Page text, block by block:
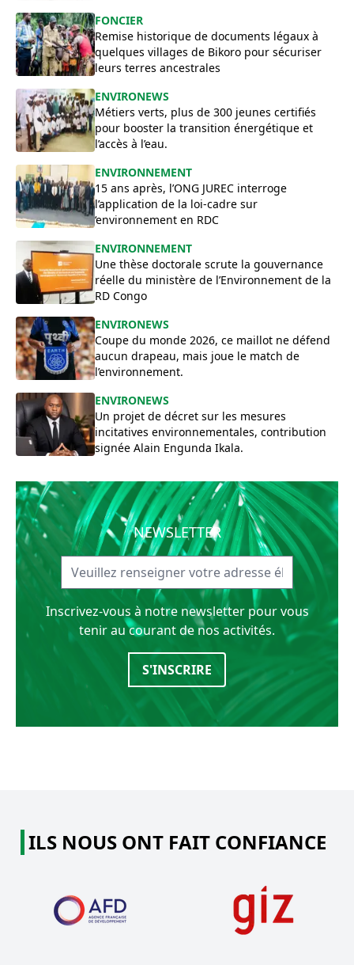
FONCIER
Remise historique de documents légaux à
quelques villages de Bikoro pour sécuriser
leurs terres ancestrales
ENVIRONEWS
Métiers verts, plus de 300 jeunes certifiés
pour booster la transition énergétique et
l’accès à l’eau.
ENVIRONNEMENT
15 ans après, l’ONG JUREC interroge
l’application de la loi-cadre sur
‘environnement en RDC
ENVIRONNEMENT
Une thèse doctorale scrute la gouvernance
réelle du ministère de l’Environnement de la
RD Congo
ENVIRONEWS
Coupe du monde 2026, ce maillot ne défend
aucun drapeau, mais joue le match de
l’environnement.
ENVIRONEWS
Un projet de décret sur les mesures
incitatives environnementales, contribution
signée Alain Engunda Ikala.
NEWSLETTER
Inscrivez-vous à notre newsletter pour vous
tenir au courant de nos activités.
S'INSCRIRE
ILS NOUS ONT FAIT CONFIANCE